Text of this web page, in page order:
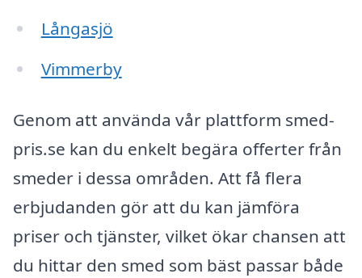
Långasjö
Vimmerby
Genom att använda vår plattform smed-
pris.se kan du enkelt begära offerter från
smeder i dessa områden. Att få flera
erbjudanden gör att du kan jämföra
priser och tjänster, vilket ökar chansen att
du hittar den smed som bäst passar både